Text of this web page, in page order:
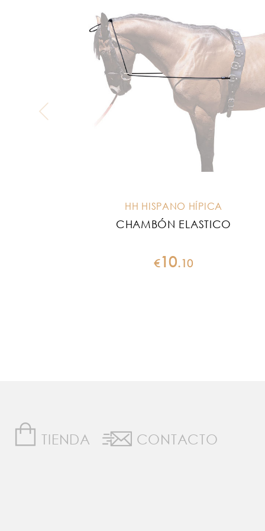
HH HISPANO HÍPICA
CHAMBÓN ELASTICO
€10.10
TIENDA CONTACTO